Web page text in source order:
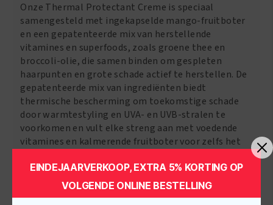
Onze Thermal Protectant Creme is speciaal
samengesteld met ingekapselde mango-fruitboter
en een gepatenteerde mix van herstellende
vitamines en superfoods, zoals groene thee en
broccoli-olie, die samen binden om gespleten
haarpunten en grote schade actief te herstellen. De
gepatenteerde mix van ingrediënten biedt
thermische bescherming om toekomstige schade
door warmtestyling en UVA- en UVB-stralen te
voorkomen en vult elke streng aan met voedende
vitamines en kalmerende fruitboter voor zelfs het
EINDEJAARVERKOOP, EXTRA 5% KORTING OP
VOLGENDE ONLINE BESTELLING